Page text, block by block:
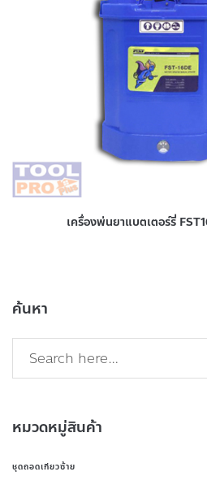
เครื่องพ่นยาแบตเตอร์รี่
ค้นหา
หมวดหมู่สินค้า
ชุดถอดเกียวซ้าย